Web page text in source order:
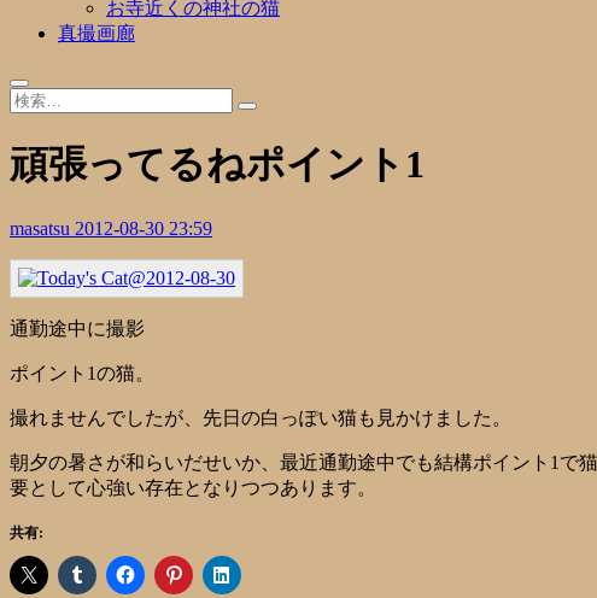
お寺近くの神社の猫
真撮画廊
頑張ってるねポイント1
masatsu 2012-08-30 23:59
通勤途中に撮影
ポイント1の猫。
撮れませんでしたが、先日の白っぽい猫も見かけました。
朝夕の暑さが和らいだせいか、最近通勤途中でも結構ポイント1で
要として心強い存在となりつつあります。
共有: